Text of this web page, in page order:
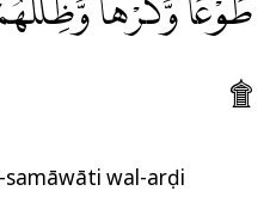
طَوْعًا وَّكَرْهًا
۩
samāwāti wal-arḍi